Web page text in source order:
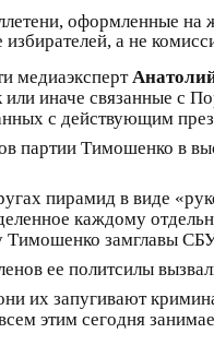
оформленные на
избирателей, а не
медиаэксперт
иначе связанные с
с действующим
партии Тимошенко в
пирамид в виде
каждому
Тимошенко замглавы
ее политсилы
их запугивают
этим сегодня